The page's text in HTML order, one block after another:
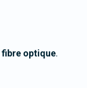
fibre optique.